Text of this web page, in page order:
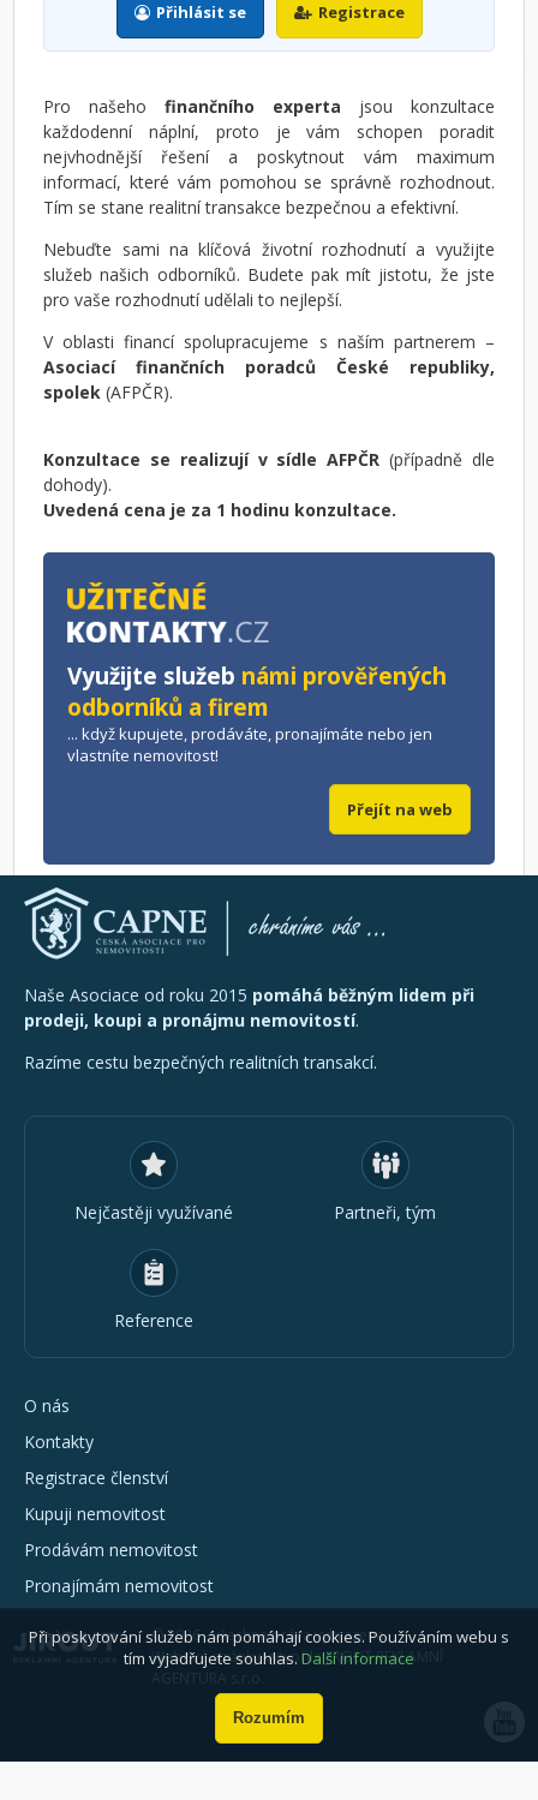
Přihlásit se Registrace
Pro našehofinančního experta jsou konzultace
každodenní náplní, proto je vám schopen poradit
nejvhodnější řešení a poskytnout vám maximum
informací, které vám pomohou se správně rozhodnout.
Tím se stane realitní transakce bezpečnou a efektivní.
Nebuďte sami na klíčová životní rozhodnutí a využijte
služeb našich odborníků. Budete pak mít jistotu, že jste
pro vaše rozhodnutí udělali to nejlepší.
V oblasti financí spolupracujeme s naším partnerem –
Asociací finančních poradců České republiky,
spolek(AFPČR).
Konzultace se realizují v sídle AFPČR (případně dle
dohody).
Uvedená cena je za 1 hodinu konzultace.
Využijte služeb námi prověřených
odborníků a firem
... když kupujete, prodáváte, pronajímáte nebo jen
vlastníte nemovitost!
Přejít na web
Naše Asociace od roku 2015 pomáhá běžným lidem při
prodeji, koupi a pronájmu nemovitostí.
Razíme cestu bezpečných realitních transakcí.
Nejčastěji využívané Partneři, tým
Reference
O nás
Kontakty
Registrace členství
Kupuji nemovitost
Prodávám nemovitost
Pronajímám nemovitost
© 2026 - všechna práva vyhrazena
Webové stránky vytvořila JIROUT REKLAMNÍ
Při poskytování služeb nám pomáhají cookies. Používáním webu s
tím vyjadřujete souhlas. Další informace
Rozumím